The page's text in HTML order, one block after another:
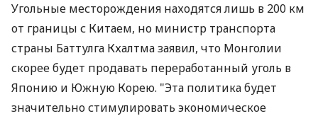
Угольные месторождения находятся лишь в 200 км
от границы с Китаем, но министр транспорта
страны Баттулга Кхалтма заявил, что Монголии
скорее будет продавать переработанный уголь в
Японию и Южную Корею. "Эта политика будет
значительно стимулировать экономическое